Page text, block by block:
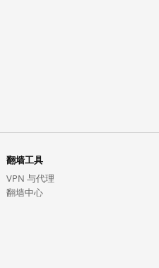
翻墙工具
VPN 与代理
翻墙中心